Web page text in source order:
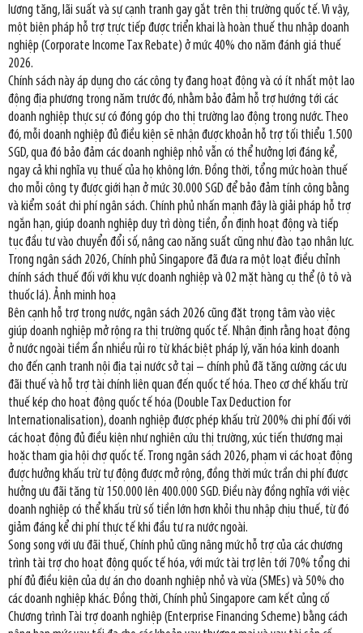
lương tăng, lãi suất và sự cạnh tranh gay gắt trên thị trường quốc tế. Vì vậy,
một biện pháp hỗ trợ trực tiếp được triển khai là hoàn thuế thu nhập doanh
nghiệp (Corporate Income Tax Rebate) ở mức 40% cho năm đánh giá thuế
2026.
Chính sách này áp dụng cho các công ty đang hoạt động và có ít nhất một lao
động địa phương trong năm trước đó, nhằm bảo đảm hỗ trợ hướng tới các
doanh nghiệp thực sự có đóng góp cho thị trường lao động trong nước. Theo
đó, mỗi doanh nghiệp đủ điều kiện sẽ nhận được khoản hỗ trợ tối thiểu 1.500
SGD, qua đó bảo đảm các doanh nghiệp nhỏ vẫn có thể hưởng lợi đáng kể,
ngay cả khi nghĩa vụ thuế của họ không lớn. Đồng thời, tổng mức hoàn thuế
cho mỗi công ty được giới hạn ở mức 30.000 SGD để bảo đảm tính công bằng
và kiểm soát chi phí ngân sách. Chính phủ nhấn mạnh đây là giải pháp hỗ trợ
ngắn hạn, giúp doanh nghiệp duy trì dòng tiền, ổn định hoạt động và tiếp
tục đầu tư vào chuyển đổi số, nâng cao năng suất cũng như đào tạo nhân lực.
Trong ngân sách 2026, Chính phủ Singapore đã đưa ra một loạt điều chỉnh
chính sách thuế đối với khu vực doanh nghiệp và 02 mặt hàng cụ thể (ô tô và
thuốc lá). Ảnh minh hoạ
Bên cạnh hỗ trợ trong nước, ngân sách 2026 cũng đặt trọng tâm vào việc
giúp doanh nghiệp mở rộng ra thị trường quốc tế. Nhận định rằng hoạt động
ở nước ngoài tiềm ẩn nhiều rủi ro từ khác biệt pháp lý, văn hóa kinh doanh
cho đến cạnh tranh nội địa tại nước sở tại – chính phủ đã tăng cường các ưu
đãi thuế và hỗ trợ tài chính liên quan đến quốc tế hóa. Theo cơ chế khấu trừ
thuế kép cho hoạt động quốc tế hóa (Double Tax Deduction for
Internationalisation), doanh nghiệp được phép khấu trừ 200% chi phí đối với
các hoạt động đủ điều kiện như nghiên cứu thị trường, xúc tiến thương mại
hoặc tham gia hội chợ quốc tế. Trong ngân sách 2026, phạm vi các hoạt động
được hưởng khấu trừ tự động được mở rộng, đồng thời mức trần chi phí được
hưởng ưu đãi tăng từ 150.000 lên 400.000 SGD. Điều này đồng nghĩa với việc
doanh nghiệp có thể khấu trừ số tiền lớn hơn khỏi thu nhập chịu thuế, từ đó
giảm đáng kể chi phí thực tế khi đầu tư ra nước ngoài.
Song song với ưu đãi thuế, Chính phủ cũng nâng mức hỗ trợ của các chương
trình tài trợ cho hoạt động quốc tế hóa, với mức tài trợ lên tới 70% tổng chi
phí đủ điều kiện của dự án cho doanh nghiệp nhỏ và vừa (SMEs) và 50% cho
các doanh nghiệp khác. Đồng thời, Chính phủ Singapore cam kết củng cố
Chương trình Tài trợ doanh nghiệp (Enterprise Financing Scheme) bằng cách